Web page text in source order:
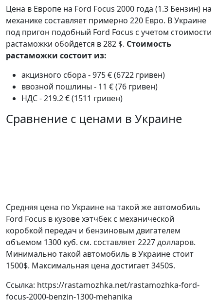
Цена в Европе на Ford Focus 2000 года (1.3 Бензин) на
механике составляет примерно 220 Евро. В Украине
под пригон подобный Ford Focus с учетом стоимости
растаможки обойдется в 282 $. Стоимость
растаможки состоит из:
акцизного сбора - 975 € (6722 гривен)
ввозной пошлины - 11 € (76 гривен)
НДС - 219.2 € (1511 гривен)
Сравнение с ценами в Украине
Средняя цена по Украине на такой же автомобиль
Ford Focus в кузове хэтчбек c механической
коробкой передач и бензиновым двигателем
объемом 1300 куб. см. составляет 2227 долларов.
Минимально такой автомобиль в Украине стоит
1500$. Максимальная цена достигает 3450$.
Ссылка: https://rastamozhka.net/rastamozhka-ford-
focus-2000-benzin-1300-mehanika